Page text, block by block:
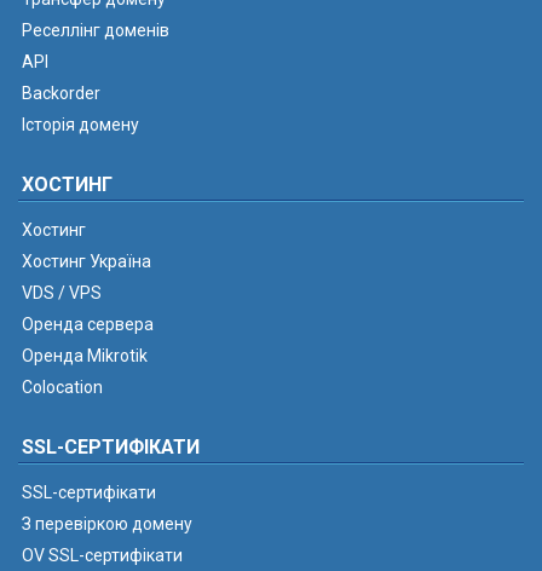
Реселлінг доменів
API
Backorder
Історія домену
ХОСТИНГ
Хостинг
Хостинг Україна
VDS / VPS
Оренда сервера
Оренда Mikrotik
Colocation
SSL-СЕРТИФІКАТИ
SSL-сертифікати
З перевіркою домену
OV SSL-сертифікати